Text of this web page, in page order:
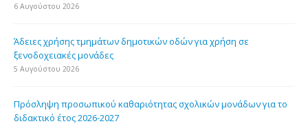
6 Αυγούστου 2026
Άδειες χρήσης τμημάτων δημοτικών οδών για χρήση σε
ξενοδοχειακές μονάδες
5 Αυγούστου 2026
Πρόσληψη προσωπικού καθαριότητας σχολικών μονάδων για το
διδακτικό έτος 2026-2027